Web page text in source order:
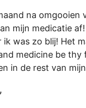
na
mijn medicatie
ik was zo blij! Het
medicine be thy
in de rest van